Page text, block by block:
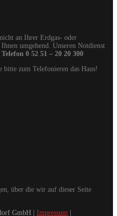
an Ihrer Erdgas- oder
umgehend. Unseren Notdienst
Telefon 0 52 51 – 20 20 300
bitte zum Telefonieren das Haus!
über die wir auf dieser Seite
GmbH | Impressum |